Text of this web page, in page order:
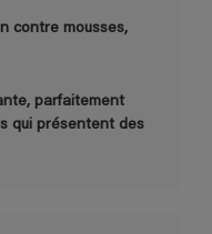
contre mousses,
parfaitement
qui présentent des